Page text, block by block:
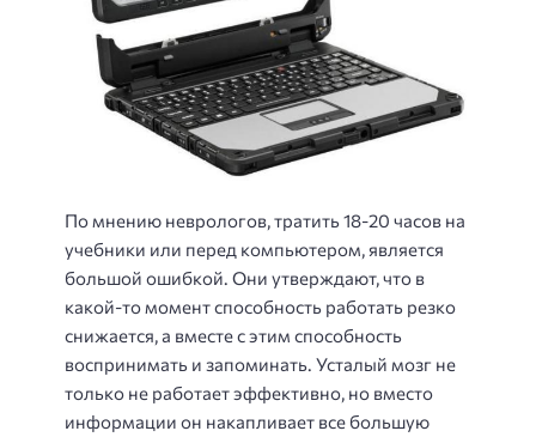
По мнению неврологов, тратить 18-20 часов на
учебники или перед компьютером, является
большой ошибкой. Они утверждают, что в
какой-то момент способность работать резко
снижается, а вместе с этим способность
воспринимать и запоминать. Усталый мозг не
только не работает эффективно, но вместо
информации он накапливает все большую